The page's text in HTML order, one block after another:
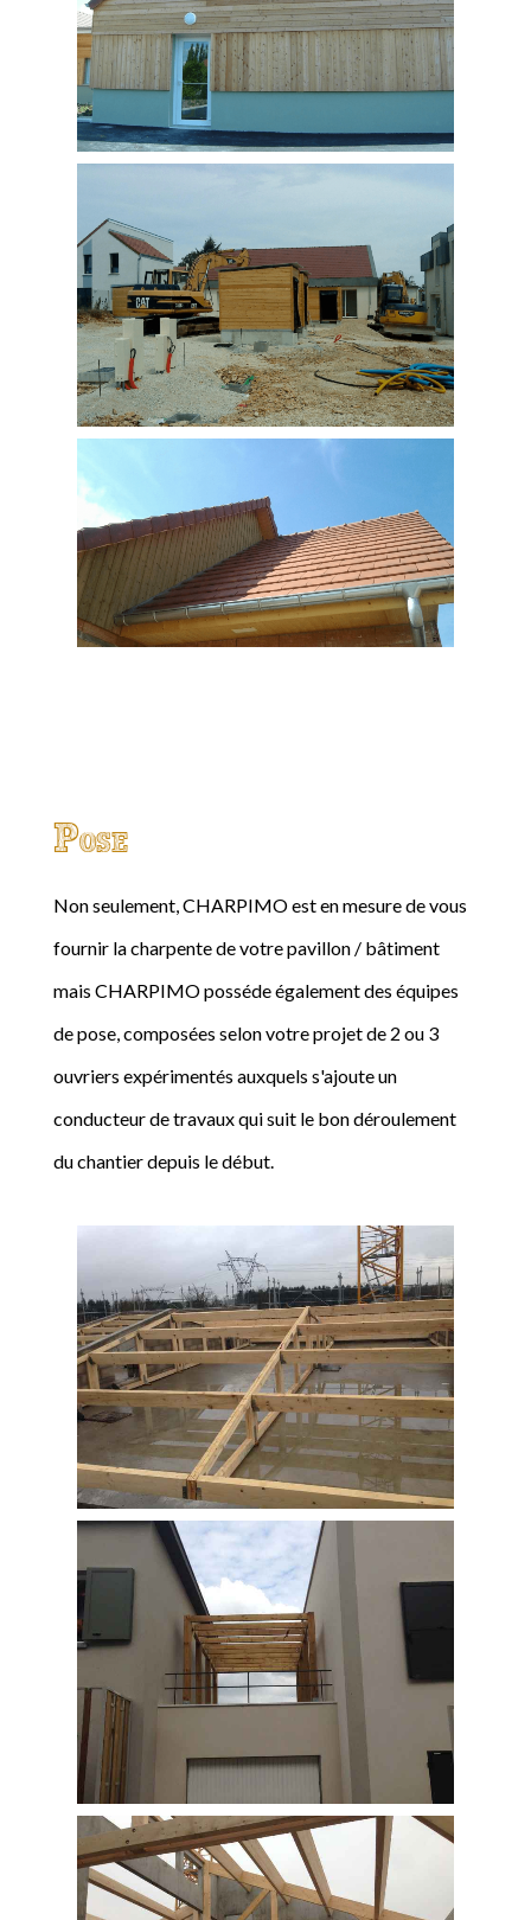
Pose
Non seulement, CHARPIMO est en mesure de vous
fournir la charpente de votre pavillon / bâtiment
mais CHARPIMO posséde également des équipes
de pose, composées selon votre projet de 2 ou 3
ouvriers expérimentés auxquels s'ajoute un
conducteur de travaux qui suit le bon déroulement
du chantier depuis le début.